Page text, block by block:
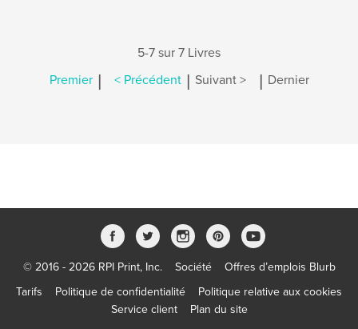
5-7 sur 7 Livres
Premier | < Précédent | Suivant > | Dernier
© 2016 - 2026 RPI Print, Inc. Société
Offres d’emplois Blurb
Tarifs
Politique de confidentialité
Politique relative aux cookies
Service client
Plan du site